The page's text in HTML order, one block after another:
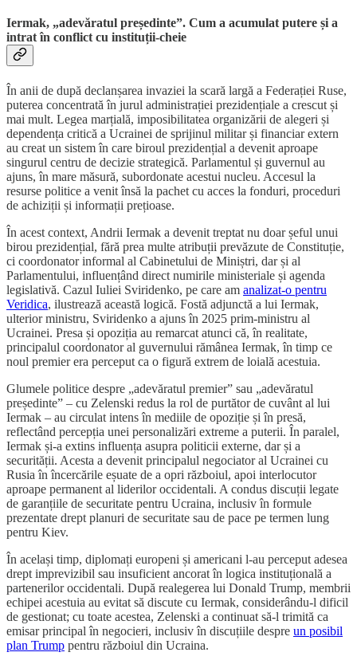
Iermak, „adevăratul președinte”. Cum a acumulat putere și a
intrat în conflict cu instituții-cheie
În anii de după declanșarea invaziei la scară largă a Federației Ruse,
puterea concentrată în jurul administrației prezidențiale a crescut și
mai mult. Legea marțială, imposibilitatea organizării de alegeri și
dependența critică a Ucrainei de sprijinul militar și financiar extern
au creat un sistem în care biroul prezidențial a devenit aproape
singurul centru de decizie strategică. Parlamentul și guvernul au
ajuns, în mare măsură, subordonate acestui nucleu. Accesul la
resurse politice a venit însă la pachet cu acces la fonduri, proceduri
de achiziții și informații prețioase.
În acest context, Andrii Iermak a devenit treptat nu doar șeful unui
birou prezidențial, fără prea multe atribuții prevăzute de Constituție,
ci coordonator informal al Cabinetului de Miniștri, dar și al
Parlamentului, influențând direct numirile ministeriale și agenda
legislativă. Cazul Iuliei Sviridenko, pe care am analizat-o pentru
Veridica, ilustrează această logică. Fostă adjunctă a lui Iermak,
ulterior ministru, Sviridenko a ajuns în 2025 prim-ministru al
Ucrainei. Presa și opoziția au remarcat atunci că, în realitate,
principalul coordonator al guvernului rămânea Iermak, în timp ce
noul premier era perceput ca o figură extrem de loială acestuia.
Glumele politice despre „adevăratul premier” sau „adevăratul
președinte” – cu Zelenski redus la rol de purtător de cuvânt al lui
Iermak – au circulat intens în mediile de opoziție și în presă,
reflectând percepția unei personalizări extreme a puterii. În paralel,
Iermak și-a extins influența asupra politicii externe, dar și a
securității. Acesta a devenit principalul negociator al Ucrainei cu
Rusia în încercările eșuate de a opri războiul, apoi interlocutor
aproape permanent al liderilor occidentali. A condus discuții legate
de garanțiile de securitate pentru Ucraina, inclusiv în formule
prezentate drept planuri de securitate sau de pace pe termen lung
pentru Kiev.
În același timp, diplomați europeni și americani l-au perceput adesea
drept imprevizibil sau insuficient ancorat în logica instituțională a
partenerilor occidentali. După realegerea lui Donald Trump, membrii
echipei acestuia au evitat să discute cu Iermak, considerându-l dificil
de gestionat; cu toate acestea, Zelenski a continuat să-l trimită ca
emisar principal în negocieri, inclusiv în discuțiile despre un posibil
plan Trump pentru războiul din Ucraina.